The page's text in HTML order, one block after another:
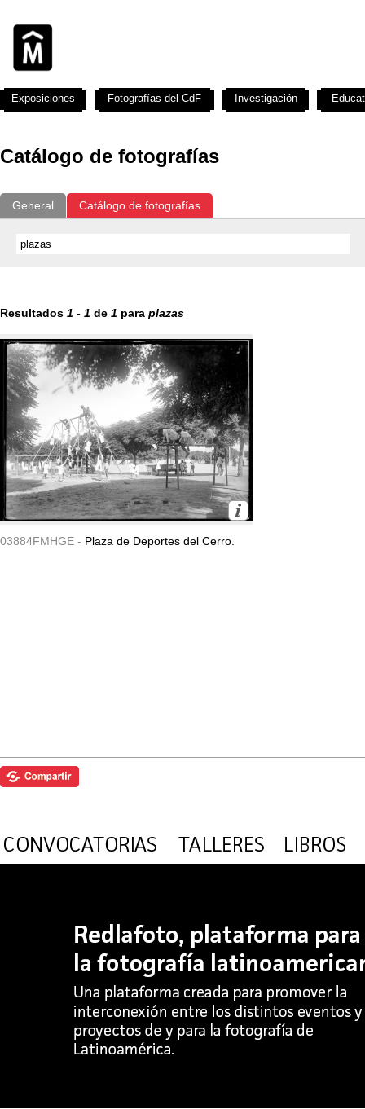
Catálogo de fotografías
General Catálogo de fotografías
Resultados 1 - 1 de 1 para plazas
03884FMHGE - Plaza de Deportes del Cerro.
Exposiciones Fotografías del CdF Investigación